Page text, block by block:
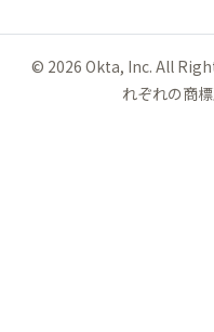
© 2026 Okta, Inc. All
れぞれの商